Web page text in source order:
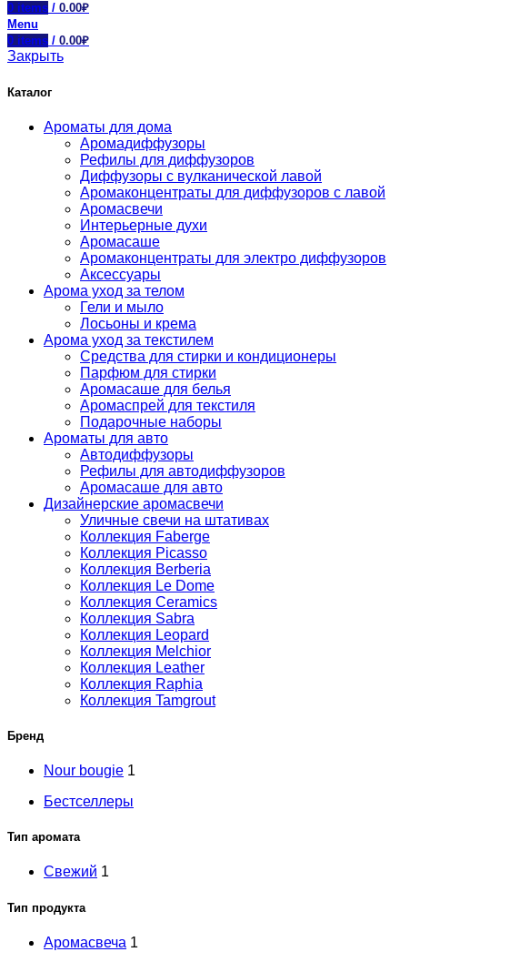
0 items / 0.00₽
Menu
0 items / 0.00₽
Закрыть
Каталог
Ароматы для дома
Аромадиффузоры
Рефилы для диффузоров
Диффузоры с вулканической лавой
Аромаконцентраты для диффузоров с лавой
Аромасвечи
Интерьерные духи
Аромасаше
Аромаконцентраты для электро диффузоров
Аксессуары
Арома уход за телом
Гели и мыло
Лосьоны и крема
Арома уход за текстилем
Средства для стирки и кондиционеры
Парфюм для стирки
Аромасаше для белья
Аромаспрей для текстиля
Подарочные наборы
Ароматы для авто
Автодиффузоры
Рефилы для автодиффузоров
Аромасаше для авто
Дизайнерские аромасвечи
Уличные свечи на штативах
Коллекция Faberge
Коллекция Picasso
Коллекция Berberia
Коллекция Le Dome
Коллекция Ceramics
Коллекция Sabra
Коллекция Leopard
Коллекция Melchior
Коллекция Leather
Коллекция Raphia
Коллекция Tamgrout
Бренд
Nour bougie 1
Бестселлеры
Тип аромата
Свежий 1
Тип продукта
Аромасвеча 1